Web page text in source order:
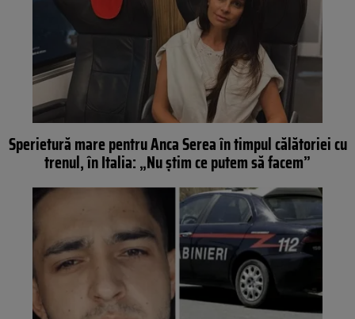
Sperietură mare pentru Anca Serea în timpul călătoriei cu
trenul, în Italia: „Nu știm ce putem să facem”